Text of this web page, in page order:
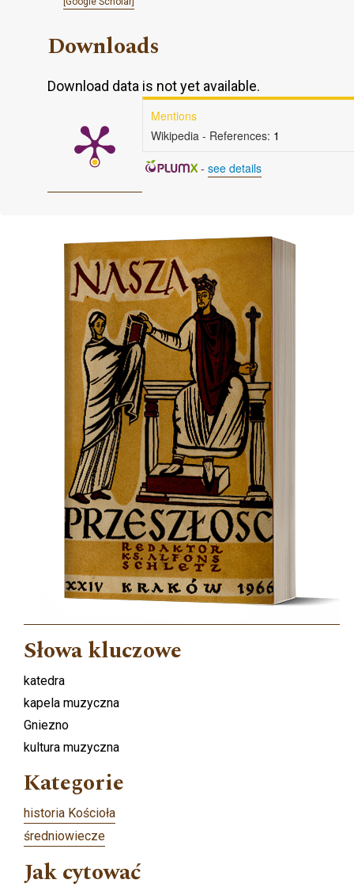
Downloads
Download data is not yet available.
Mentions
Wikipedia - References: 1
- see details
Słowa kluczowe
katedra
kapela muzyczna
Gniezno
kultura muzyczna
Kategorie
historia Kościoła
średniowiecze
Jak cytować